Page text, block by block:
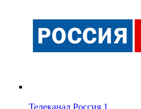
Телеканал Россия 1